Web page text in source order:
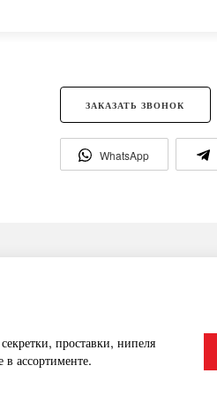
ЗАКАЗАТЬ ЗВОНОК
WhatsApp
проставки, нипеля
в ассортименте.